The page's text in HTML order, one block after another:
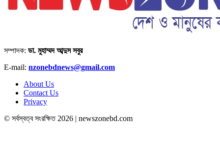
সম্পাদক: ডা. মুহাম্মদ আব্দুস সবুর
E-mail: nzonebdnews@gmail.com
About Us
Contact Us
Privacy
© সর্বস্বত্ব সংরক্ষিত 2026 | newszonebd.com